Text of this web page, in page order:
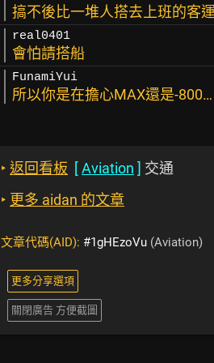
搞不後比一堆人搭去上班的客
real0401
會怕請搭船
FunamiYui
所以你是在擔心MAX還是-
‣ 返回看板 [Aviation ] 交通
‣ 更多 aidan 的文章
文章代碼(AID): #1gHEzoVu (Aviation)
更多分享選項
關閉廣告 方便截圖